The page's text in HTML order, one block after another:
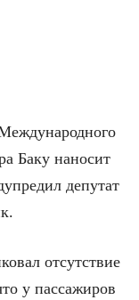
Баку наносит
депутат
отсутствие
у пассажиров